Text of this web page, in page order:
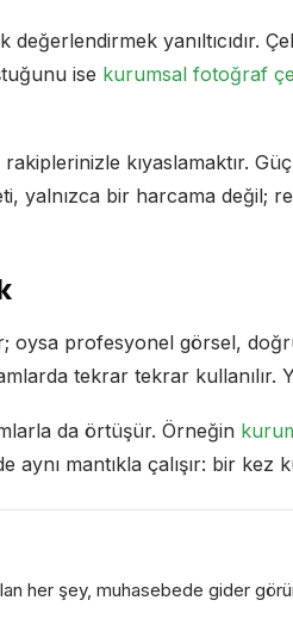
yanıltıcıdır.
ise kurumsal fotoğraf
kıyaslamaktır.
yalnızca bir harcama değil;
oysa profesyonel görsel,
tekrar tekrar kullanılır.
da örtüşür. Örneğin
mantıkla çalışır: bir kez
her şey, muhasebede gider